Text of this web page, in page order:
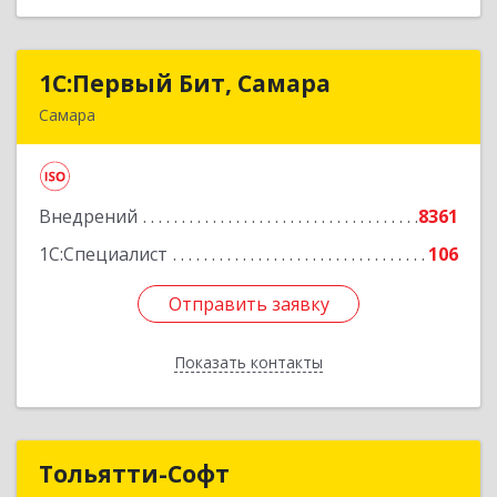
1С:Первый Бит, Самара
Самара
Внедрений
8361
1С:Специалист
106
Отправить заявку
Показать контакты
1С:Первый Бит, Самара
Подробнее
Отправить заявку
Назад
Тольятти-Софт